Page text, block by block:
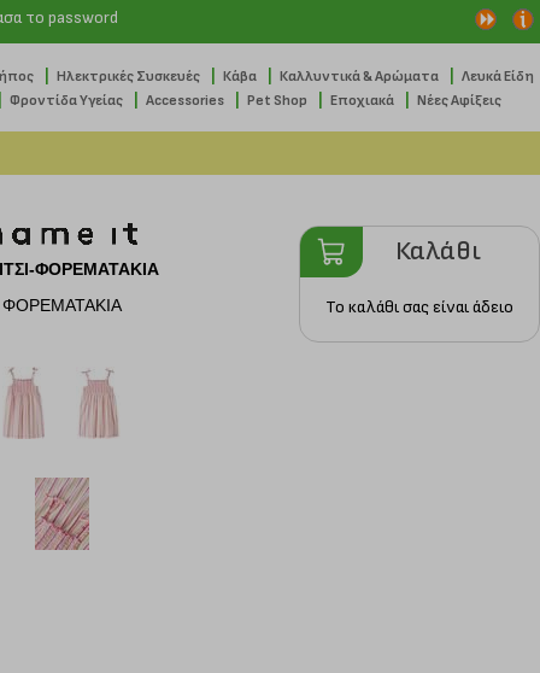
το password
Ηλεκτρικές Συσκευές Κάβα Καλλυντικά & Αρώματα Λευκά Είδη
Φροντίδα Υγείας Accessories Pet Shop Εποχιακά Νέες Αφίξεις
ΦΟΡΕΜΑΤΑΚΙΑ
ΦΟΡΕΜΑΤΑΚΙΑ
Καλάθι
Το καλάθι σας είναι άδειο